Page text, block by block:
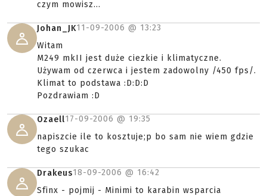
czym mowisz...
Johan_JK11-09-2006 @ 13:23
Witam
M249 mkII jest duże ciezkie i klimatyczne.
Używam od czerwca i jestem zadowolny /450 fps/.
Klimat to podstawa :D:D:D
Pozdrawiam :D
Ozaell17-09-2006 @ 19:35
napiszcie ile to kosztuje;p bo sam nie wiem gdzie
tego szukac
Drakeus18-09-2006 @ 16:42
Sfinx - pojmij - Minimi to karabin wsparcia